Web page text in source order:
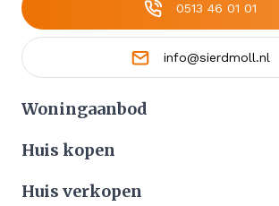
Woningaanbod
Aangekocht
Huis kopen
Huis verkopen
0513 46 01 01
info@sierdmoll.nl